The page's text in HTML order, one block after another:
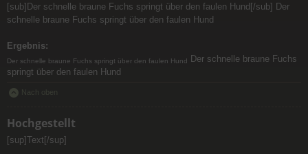
[sub]Der schnelle braune Fuchs springt über den faulen Hund[/sub] Der
schnelle braune Fuchs springt über den faulen Hund
Ergebnis:
Der schnelle braune Fuchs springt über den faulen Hund Der schnelle braune Fuchs
springt über den faulen Hund
Nach oben
Hochgestellt
[sup]Text[/sup]